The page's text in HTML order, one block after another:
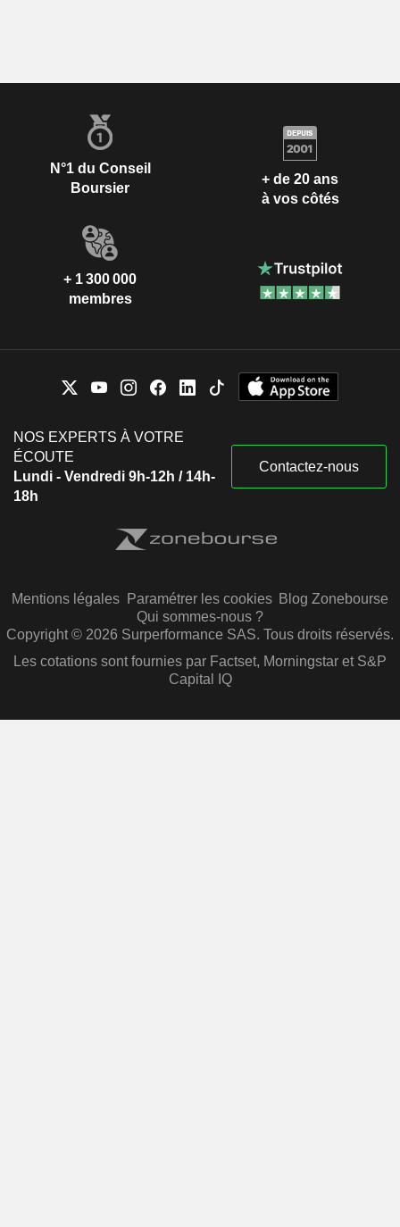
N°1 du Conseil
Boursier
+ de 20 ans
à vos côtés
+ 1 300 000
membres
NOS EXPERTS À VOTRE
ÉCOUTE
Lundi - Vendredi 9h-12h / 14h-
18h
Contactez-nous
Mentions légales Paramétrer les cookies Blog Zonebourse
Qui sommes-nous ?
Copyright © 2026 Surperformance SAS. Tous droits réservés.
Les cotations sont fournies par Factset, Morningstar et S&P
Capital IQ